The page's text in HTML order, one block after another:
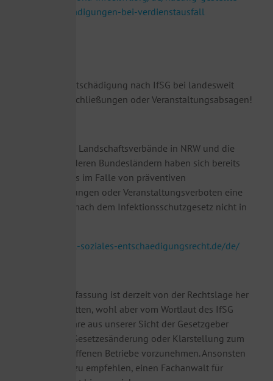
fragen/#entschadigungen-bei-verdienstausfall
Es gibt keine Entschädigung nach IfSG bei landesweit
angeordneten Schließungen oder Veranstaltungsabsagen!
Die zuständigen Landschaftsverbände in NRW und die
Behörden in anderen Bundesländern haben sich bereits
positioniert, dass im Falle von präventiven
Betriebsschließungen oder Veranstaltungsverboten eine
Entschädigung nach dem Infektionsschutzgesetz nicht in
https://www.lwl-soziales-entschaedigungsrecht.de/de/
Diese Rechtsauffassung ist derzeit von der Rechtslage her
teilweise umstritten, wohl aber vom Wortlaut des IfSG
gedeckt. Hier wäre aus unserer Sicht der Gesetzgeber
gefordert, eine Gesetzesänderung oder Klarstellung zum
Wohle der betroffenen Betriebe vorzunehmen. Ansonsten
wäre allenfalls zu empfehlen, einen Fachanwalt für